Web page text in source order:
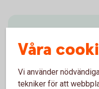
instrument
Faktablad för
kapitalförsäkringar
Våra
Vi använder
tekniker för att